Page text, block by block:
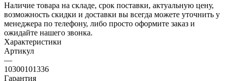
Наличие товара на складе, срок поставки, актуальную цену,
возможность скидки и доставки вы всегда можете уточнить у
менеджера по телефону, либо просто оформите заказ и
ожидайте нашего звонка.
Характеристики
Артикул
—
10300101336
Гарантия